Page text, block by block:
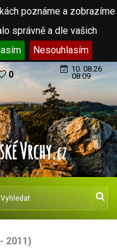
poznáme a zobrazíme
správně a dle vašich
Nesouhlasím
0
10. 08.26
08:09
2011)